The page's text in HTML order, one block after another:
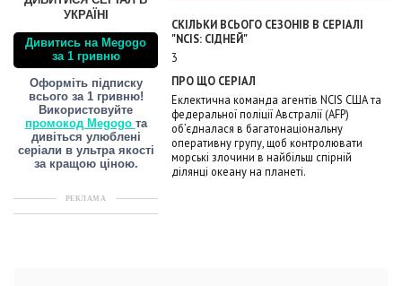
УКРАЇНІ
Дивитись на Megogo
за 1 гривню
Оформіть підписку
всього за 1 гривню!
Використовуйте
промокод Megogo та
дивіться улюблені
серіали в ультра якості
за кращою ціною.
РЕКЛАМА
СКІЛЬКИ ВСЬОГО СЕЗОНІВ В СЕРІАЛІ
"NCIS: СІДНЕЙ"
3
ПРО ЩО СЕРІАЛ
Еклектична команда агентів NCIS США та
федеральної поліції Австралії (AFP)
об’єдналася в багатонаціональну
оперативну групу, щоб контролювати
морські злочини в найбільш спірній
ділянці океану на планеті.